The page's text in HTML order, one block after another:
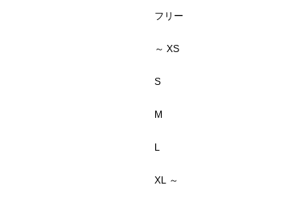
フリー
～ XS
S
M
L
XL ～